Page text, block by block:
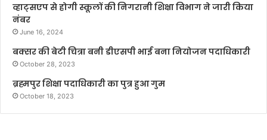
व्हाट्सएप से होगी स्कूलों की निगरानी शिक्षा विभाग ने जारी किया
नंबर
June 16, 2024
बक्सर की बेटी चित्रा बनी डीएसपी भाई बना नियोजन पदाधिकारी
October 28, 2023
ब्रह्मपुर शिक्षा पदाधिकारी का पुत्र हुआ गुम
October 18, 2023